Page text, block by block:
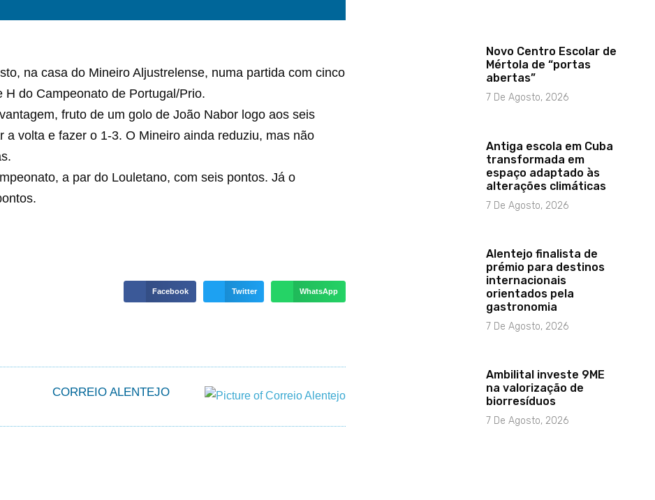
na casa do Mineiro Aljustrelense, numa partida com cinco
do Campeonato de Portugal/Prio.
fruto de um golo de João Nabor logo aos seis
volta e fazer o 1-3. O Mineiro ainda reduziu, mas não
a par do Louletano, com seis pontos. Já o
Facebook Twitter WhatsApp
CORREIO ALENTEJO
Novo Centro Escolar de
Mértola de “portas
abertas”
7 De Agosto, 2026
Antiga escola em Cuba
transformada em
espaço adaptado às
alterações climáticas
7 De Agosto, 2026
Alentejo finalista de
prémio para destinos
internacionais
orientados pela
gastronomia
7 De Agosto, 2026
Ambilital investe 9ME
na valorização de
biorresíduos
7 De Agosto, 2026